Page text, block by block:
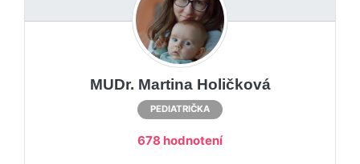
MUDr. Martina Holičková
PEDIATRIČKA
678 hodnotení